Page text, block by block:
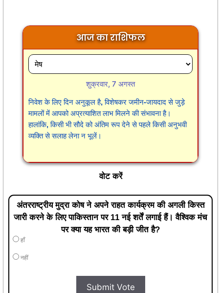
आज का राशिफल
शुक्रवार, 7 अगस्त
निवेश के लिए दिन अनुकूल है, विशेषकर जमीन-जायदाद से जुड़े
मामलों में आपको अप्रत्याशित लाभ मिलने की संभावना है।
हालांकि, किसी भी सौदे को अंतिम रूप देने से पहले किसी अनुभवी
व्यक्ति से सलाह लेना न भूलें।
वोट करें
अंतरराष्ट्रीय मुद्रा कोष ने अपने राहत कार्यक्रम की अगली किस्त
जारी करने के लिए पाकिस्तान पर 11 नई शर्तें लगाई हैं। वैश्विक मंच
पर क्या यह भारत की बड़ी जीत है?
हाँ
नहीं
Submit Vote